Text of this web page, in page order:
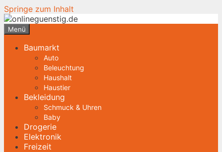
Springe zum Inhalt
Menü
Baumarkt
Auto
Beleuchtung
Haushalt
Haustier
Bekleidung
Schmuck & Uhren
Baby
Drogerie
Elektronik
Freizeit